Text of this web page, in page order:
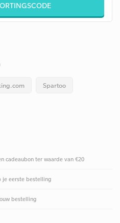
Spartoo
cadeaubon ter waarde van €20
je eerste bestelling
bestelling